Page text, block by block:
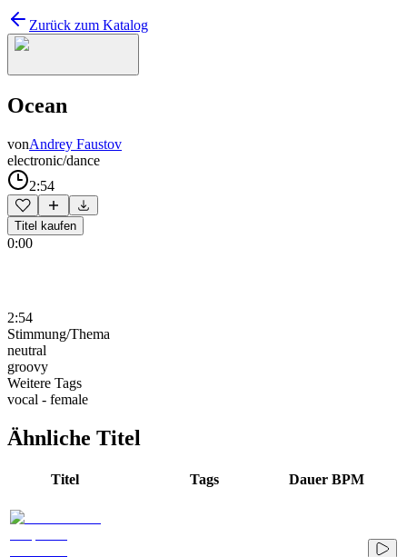
Zurück zum Katalog
Ocean
vonAndrey Faustov
electronic/dance
2:54
Titel kaufen
0:00
2:54
Stimmung/Thema
neutral
groovy
Weitere Tags
vocal - female
Ähnliche Titel
Titel Tags Dauer BPM